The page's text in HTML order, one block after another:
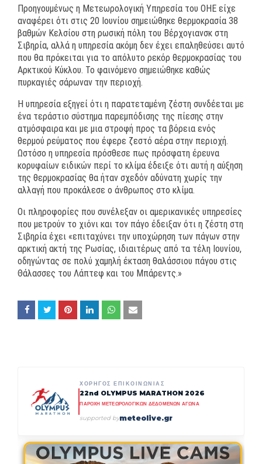
Προηγουμένως η Μετεωρολογική Υπηρεσία του ΟΗΕ είχε
αναφέρει ότι στις 20 Ιουνίου σημειώθηκε θερμοκρασία 38
βαθμών Κελσίου στη ρωσική πόλη του Βέρχογιανσκ στη
Σιβηρία, αλλά η υπηρεσία ακόμη δεν έχει επαληθεύσει αυτό
που θα πρόκειται για το απόλυτο ρεκόρ θερμοκρασίας του
Αρκτικού Κύκλου. Το φαινόμενο σημειώθηκε καθώς
πυρκαγιές σάρωναν την περιοχή.
Η υπηρεσία εξηγεί ότι η παρατεταμένη ζέστη συνδέεται με
ένα τεράστιο σύστημα παρεμπόδισης της πίεσης στην
ατμόσφαιρα και με μια στροφή προς τα βόρεια ενός
θερμού ρεύματος που έφερε ζεστό αέρα στην περιοχή.
Ωστόσο η υπηρεσία πρόσθεσε πως πρόσφατη έρευνα
κορυφαίων ειδικών περί το κλίμα έδειξε ότι αυτή η αύξηση
της θερμοκρασίας θα ήταν σχεδόν αδύνατη χωρίς την
αλλαγή που προκάλεσε ο άνθρωπος στο κλίμα.
Οι πληροφορίες που συνέλεξαν οι αμερικανικές υπηρεσίες
που μετρούν το χιόνι και τον πάγο έδειξαν ότι η ζέστη στη
Σιβηρία έχει «επιταχύνει την υποχώρηση των πάγων στην
αρκτική ακτή της Ρωσίας, ιδιαιτέρως από τα τέλη Ιουνίου,
οδηγώντας σε πολύ χαμηλή έκταση θαλάσσιου πάγου στις
Θάλασσες του Λάπτεφ και του Μπάρεντς.»
ΧΟΡΗΓΟΣ ΕΠΙΚΟΙΝΩΝΙΑΣ
22nd OLYMPUS MARATHON 2026
ΠΑΡΟΧΗ ΜΕΤΕΩΡΟΛΟΓΙΚΩΝ ΔΕΔΟΜΕΝΩΝ ΑΓΩΝΑ
supported bymeteolive.gr